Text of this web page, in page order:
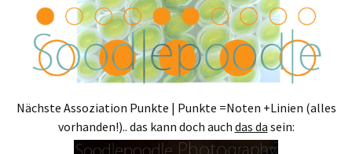
Nächste Assoziation Punkte | Punkte =Noten +Linien (alles
vorhanden!).. das kann doch auch das da sein: